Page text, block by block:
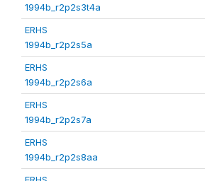
1994b_r2p2s3t4a
ERHS
1994b_r2p2s5a
ERHS
1994b_r2p2s6a
ERHS
1994b_r2p2s7a
ERHS
1994b_r2p2s8aa